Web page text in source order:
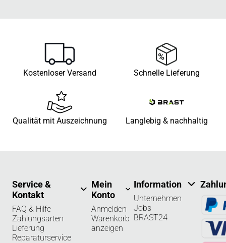
Kostenloser Versand Schnelle Lieferung
Qualität mit Auszeichnung Langlebig & nachhaltig
Service &
Kontakt
FAQ & Hilfe
Zahlungsarten
Lieferung
Reparaturservice
Mein
Konto
Anmelden
Warenkorb
anzeigen
Information
Unternehmen
Jobs
BRAST24